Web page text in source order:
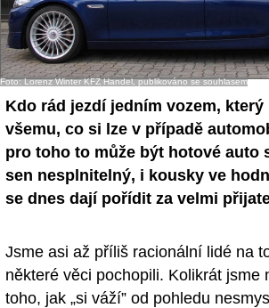
- Ostatní
Diskuzní fórum
Sledujte nás!
Foto: Lorenz Winter KFZ Handel, publikováno se souhlasem
Kdo rád jezdí jedním vozem,
všemu, co si lze v případě
pro toho to může být hotové auto
sen nesplnitelný, i kousky ve
se dnes dají pořídit za velmi
Jsme asi až příliš racionální lidé na
některé věci pochopili. Kolikrát jsme
toho, jak „si váží” od pohledu